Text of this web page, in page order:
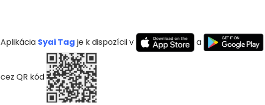
Aplikácia Syai Tag je k dispozícii v a
cez QR kód